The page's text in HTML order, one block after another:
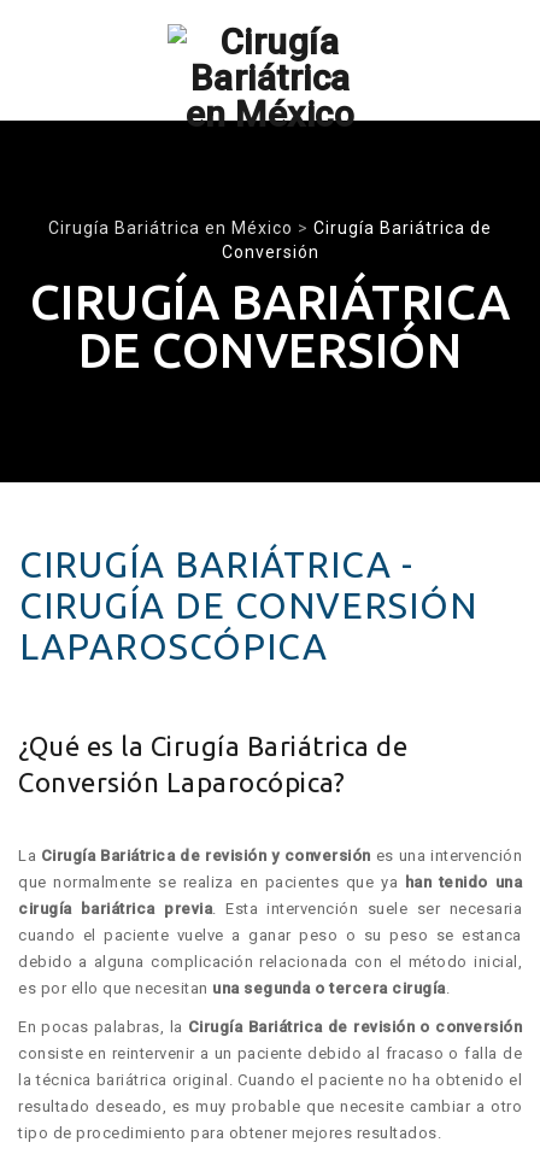
Cirugía Bariátrica en México > Cirugía Bariátrica de
Conversión
CIRUGÍA BARIÁTRICA
DE CONVERSIÓN
CIRUGÍA BARIÁTRICA -
CIRUGÍA DE CONVERSIÓN
LAPAROSCÓPICA
¿Qué es la Cirugía Bariátrica de
Conversión Laparocópica?
La Cirugía Bariátrica de revisión y conversión es una intervención
que normalmente se realiza en pacientes que ya
han tenido una
cirugía bariátrica previa. Esta intervención suele ser necesaria
cuando el paciente vuelve a ganar peso o su peso se estanca
debido a alguna complicación relacionada con el método inicial,
es por ello que necesitan una segunda o tercera cirugía.
En pocas palabras, la Cirugía Bariátrica de revisión o conversión
consiste en reintervenir a un paciente debido al fracaso o falla de
la técnica bariátrica original. Cuando el paciente no ha obtenido el
resultado deseado, es muy probable que necesite cambiar a otro
tipo de procedimiento para obtener mejores resultados.